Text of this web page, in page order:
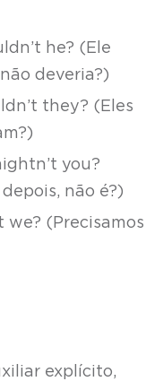
he? (Ele
deveria?)
they? (Eles
you?
não é?)
we? (Precisamos
explícito,